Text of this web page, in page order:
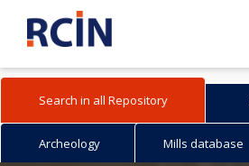
Search in all Repository
Archeology Mills database